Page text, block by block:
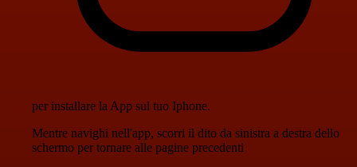
per installare la App sul tuo Iphone.
Mentre navighi nell'app, scorri il dito da sinistra a destra dello
schermo per tornare alle pagine precedenti